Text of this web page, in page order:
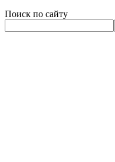
Поиск по сайту